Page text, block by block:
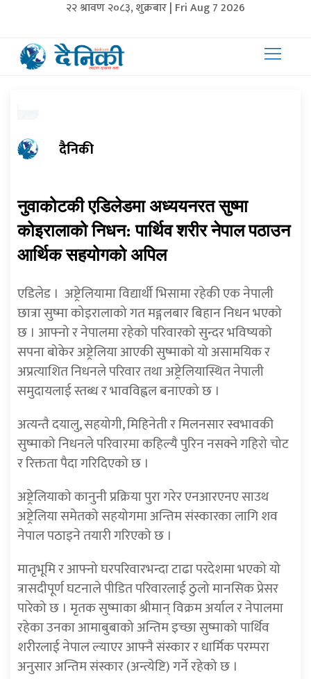
२२ श्रावण २०८३, शुक्रबार | Fri Aug 7 2026
दैनिकी
नुवाकोटकी एडिलेडमा अध्ययनरत सुष्मा
कोइरालाको निधन: पार्थिव शरीर नेपाल पठाउन
आर्थिक सहयोगको अपिल
एडिलेड । अष्ट्रेलियामा विद्यार्थी भिसामा रहेकी एक नेपाली
छात्रा सुष्मा कोइरालाको गत मङ्गलबार बिहान निधन भएको
छ । आफ्नो र नेपालमा रहेको परिवारको सुन्दर भविष्यको
सपना बोकेर अष्ट्रेलिया आएकी सुष्माको यो असामयिक र
अप्रत्याशित निधनले परिवार तथा अष्ट्रेलियास्थित नेपाली
समुदायलाई स्तब्ध र भावविह्वल बनाएको छ ।
अत्यन्तै दयालु, सहयोगी, मिहिनेती र मिलनसार स्वभावकी
सुष्माको निधनले परिवारमा कहिल्यै पुरिन नसक्ने गहिरो चोट
र रिक्तता पैदा गरिदिएको छ ।
अष्ट्रेलियाको कानुनी प्रक्रिया पुरा गरेर एनआरएनए साउथ
अष्ट्रेलिया समेतको सहयोगमा अन्तिमसंस्कारकालागिशव
नेपालपठाइने तयारी गरिएको छ ।
मातृभूमि र आफ्नो घरपरिवारभन्दा टाढा परदेशमा भएको यो
त्रासदीपूर्ण घटनाले पीडित परिवारलाई ठुलो मानसिक प्रेसर
पारेको छ । मृतक सुष्माका श्रीमान् विक्रम अर्याल र नेपालमा
रहेका उनका आमाबुबाको अन्तिम इच्छा सुष्माको पार्थिव
शरीरलाई नेपाल ल्याएर आफ्नै संस्कार र धार्मिक परम्परा
अनुसार अन्तिम संस्कार (अन्त्येष्टि) गर्ने रहेको छ ।